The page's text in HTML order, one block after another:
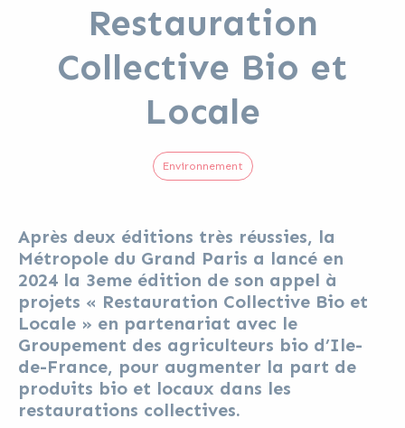
Restauration
Collective Bio et
Locale
Environnement
Après deux éditions très réussies, la
Métropole du Grand Paris a lancé en
2024 la 3eme édition de son appel à
projets « Restauration Collective Bio et
Locale » en partenariat avec le
Groupement des agriculteurs bio d’Ile-
de-France, pour augmenter la part de
produits bio et locaux dans les
restaurations collectives.